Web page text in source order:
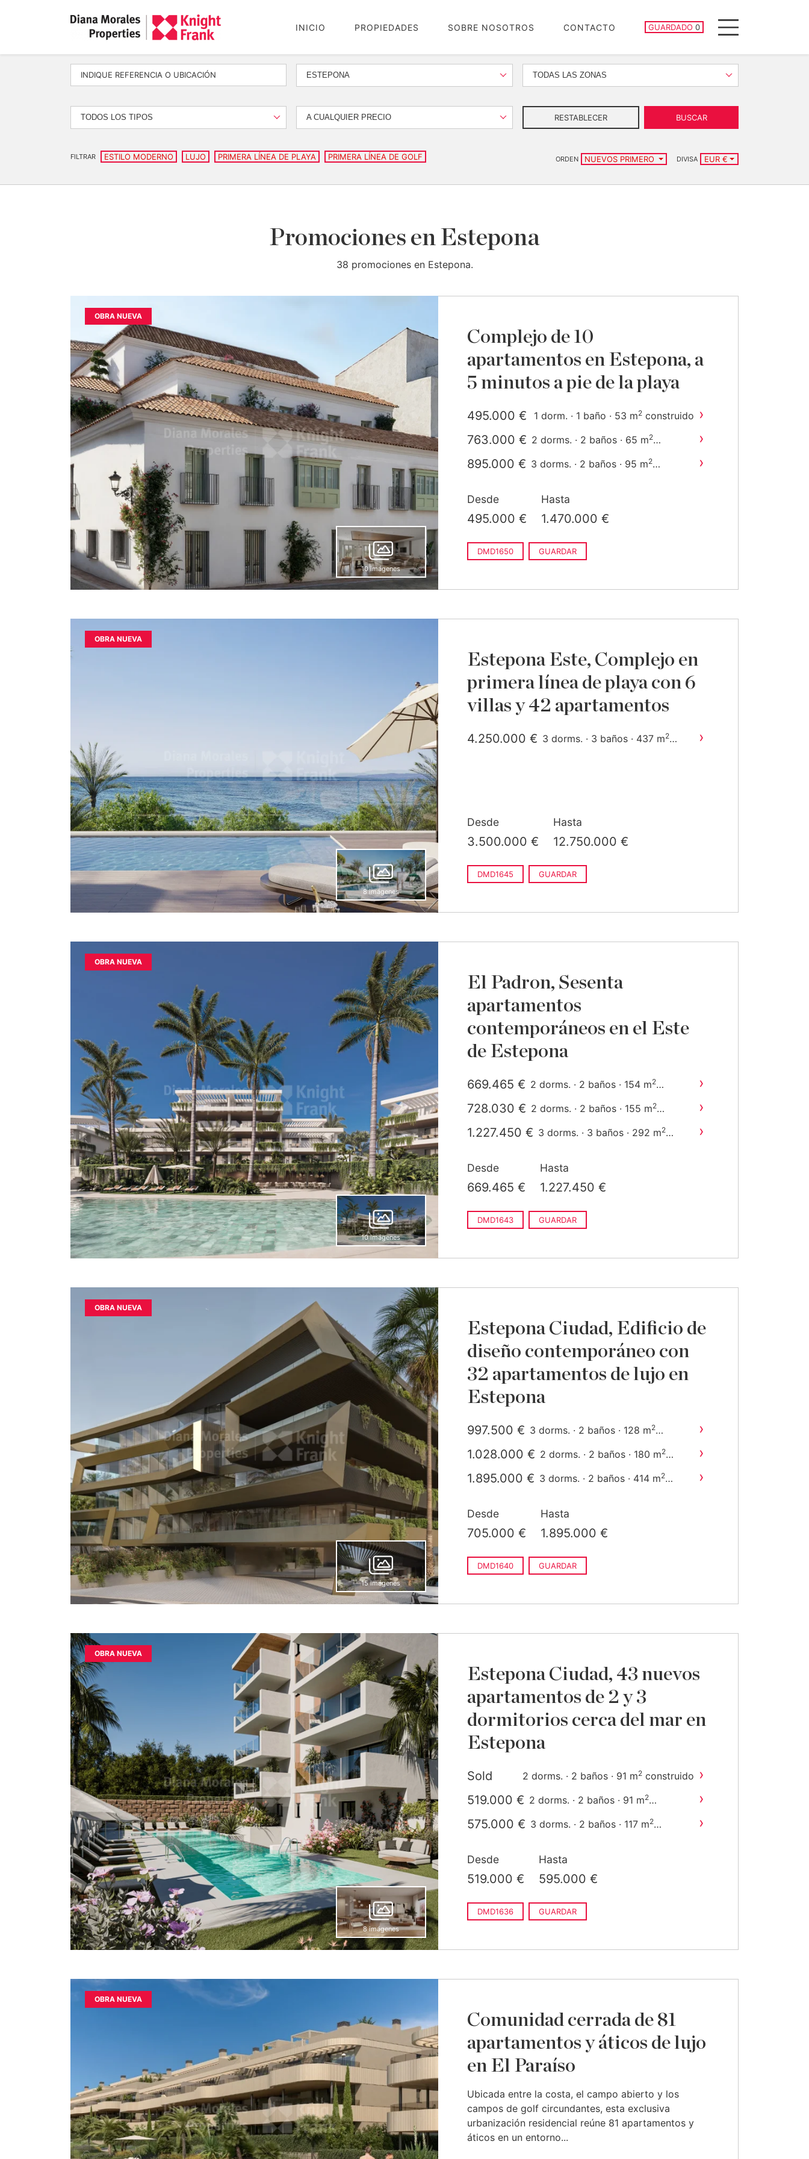
INICIO PROPIEDADES SOBRE NOSOTROS CONTACTO GUARDADO 0
PROPIEDADES GUARDADAS
Menu
ESTEPONA TODAS LAS ZONAS
TODOS LOS TIPOS A CUALQUIER PRECIO RESTABLECER BUSCAR
FILTRAR ESTILO MODERNO LUJO PRIMERA LÍNEA DE PLAYA PRIMERA LÍNEA DE GOLF ORDEN NUEVOS PRIMERO DIVISA EUR €
Promociones en Estepona
38 promociones en Estepona.
OBRA NUEVA
10 imágenes
Complejo de 10
apartamentos en Estepona, a
5 minutos a pie de la playa
495.000 € 1 dorm. · 1 baño · 53 m2 construido ›
763.000 € 2 dorms. · 2 baños · 65 m2 ›
895.000 € 3 dorms. · 2 baños · 95 m2 ›
construido
Desde
495.000 €
Hasta
1.470.000 €
DMD1650 GUARDAR
OBRA NUEVA
8 imágenes
Estepona Este, Complejo en
primera línea de playa con 6
villas y 42 apartamentos
4.250.000 € 3 dorms. · 3 baños · 437 m2 ›
Desde
3.500.000 €
Hasta
12.750.000 €
DMD1645 GUARDAR
OBRA NUEVA
10 imágenes
El Padron, Sesenta
apartamentos
contemporáneos en el Este
de Estepona
669.465 € 2 dorms. · 2 baños · 154 m2 ›
728.030 € 2 dorms. · 2 baños · 155 m2 ›
1.227.450 € 3 dorms. · 3 baños · 292 m2 ›
Desde
669.465 €
Hasta
1.227.450 €
DMD1643 GUARDAR
OBRA NUEVA
15 imágenes
Estepona Ciudad, Edificio de
diseño contemporáneo con
32 apartamentos de lujo en
Estepona
997.500 € 3 dorms. · 2 baños · 128 m2 ›
1.028.000 € 2 dorms. · 2 baños · 180 m2 ›
1.895.000 € 3 dorms. · 2 baños · 414 m2 ›
Desde
705.000 €
Hasta
1.895.000 €
DMD1640 GUARDAR
OBRA NUEVA
8 imágenes
Estepona Ciudad, 43 nuevos
apartamentos de 2 y 3
dormitorios cerca del mar en
Estepona
Sold 2 dorms. · 2 baños · 91 m2 construido ›
519.000 € 2 dorms. · 2 baños · 91 m2 ›
575.000 € 3 dorms. · 2 baños · 117 m2 ›
Desde
519.000 €
Hasta
595.000 €
DMD1636 GUARDAR
OBRA NUEVA
Comunidad cerrada de 81
apartamentos y áticos de lujo
en El Paraíso
Ubicada entre la costa, el campo abierto y los
campos de golf circundantes, esta exclusiva
urbanización residencial reúne 81 apartamentos y
áticos en un entorno...